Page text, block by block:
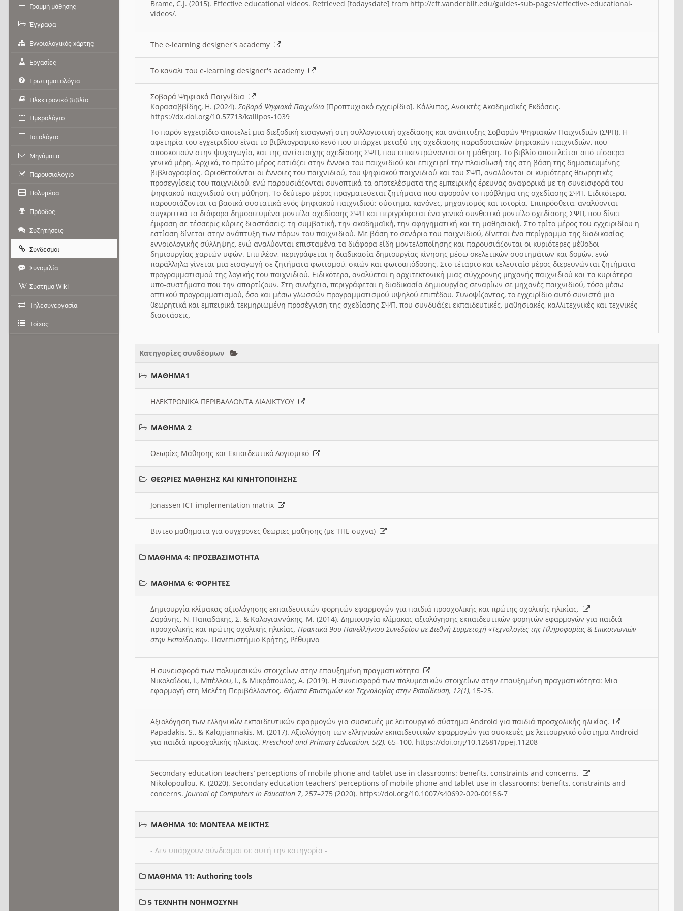
Brame, C.J. (2015). Effective educational videos. Retrieved [todaysdate] from http://cft.vanderbilt.edu/guides-sub-pages/effective-educational-
videos/.
The e-learning designer's academy
Το καναλι του e-learning designer's academy
Σοβαρά Ψηφιακά Παιγνίδια
Καρασαββίδης, Η. (2024).Σοβαρά Ψηφιακά Παιχνίδια [Προπτυχιακό εγχειρίδιο]. Κάλλιπος, Ανοικτές Ακαδημαϊκές Εκδόσεις.
https://dx.doi.org/10.57713/kallipos-1039
Το παρόν εγχειρίδιο αποτελεί μια διεξοδική εισαγωγή στη συλλογιστική σχεδίασης και ανάπτυξης Σοβαρών Ψηφιακών Παιχνιδιών (ΣΨΠ). Η
αφετηρία του εγχειριδίου είναι το βιβλιογραφικό κενό που υπάρχει μεταξύ της σχεδίασης παραδοσιακών ψηφιακών παιχνιδιών, που
αποσκοπούν στην ψυχαγωγία, και της αντίστοιχης σχεδίασης ΣΨΠ, που επικεντρώνονται στη μάθηση. Το βιβλίο αποτελείται από τέσσερα
γενικά μέρη. Αρχικά, το πρώτο μέρος εστιάζει στην έννοια του παιχνιδιού και επιχειρεί την πλαισίωσή της στη βάση της δημοσιευμένης
βιβλιογραφίας. Οριοθετούνται οι έννοιες του παιχνιδιού, του ψηφιακού παιχνιδιού και του ΣΨΠ, αναλύονται οι κυριότερες θεωρητικές
προσεγγίσεις του παιχνιδιού, ενώ παρουσιάζονται συνοπτικά τα αποτελέσματα της εμπειρικής έρευνας αναφορικά με τη συνεισφορά του
ψηφιακού παιχνιδιού στη μάθηση. Το δεύτερο μέρος πραγματεύεται ζητήματα που αφορούν το πρόβλημα της σχεδίασης ΣΨΠ. Ειδικότερα,
παρουσιάζονται τα βασικά συστατικά ενός ψηφιακού παιχνιδιού: σύστημα, κανόνες, μηχανισμός και ιστορία. Επιπρόσθετα, αναλύονται
συγκριτικά τα διάφορα δημοσιευμένα μοντέλα σχεδίασης ΣΨΠ και περιγράφεται ένα γενικό συνθετικό μοντέλο σχεδίασης ΣΨΠ, που δίνει
έμφαση σε τέσσερις κύριες διαστάσεις: τη συμβατική, την ακαδημαϊκή, την αφηγηματική και τη μαθησιακή. Στο τρίτο μέρος του εγχειριδίου η
εστίαση δίνεται στην ανάπτυξη των πόρων του παιχνιδιού. Με βάση το σενάριο του παιχνιδιού, δίνεται ένα περίγραμμα της διαδικασίας
εννοιολογικής σύλληψης, ενώ αναλύονται επισταμένα τα διάφορα είδη μοντελοποίησης και παρουσιάζονται οι κυριότερες μέθοδοι
δημιουργίας χαρτών υφών. Επιπλέον, περιγράφεται η διαδικασία δημιουργίας κίνησης μέσω σκελετικών συστημάτων και δομών, ενώ
παράλληλα γίνεται μια εισαγωγή σε ζητήματα φωτισμού, σκιών και φωτοαπόδοσης. Στο τέταρτο και τελευταίο μέρος διερευνώνται ζητήματα
προγραμματισμού της λογικής του παιχνιδιού. Ειδικότερα, αναλύεται η αρχιτεκτονική μιας σύγχρονης μηχανής παιχνιδιού και τα κυριότερα
υπο-συστήματα που την απαρτίζουν. Στη συνέχεια, περιγράφεται η διαδικασία δημιουργίας σεναρίων σε μηχανές παιχνιδιού, τόσο μέσω
οπτικού προγραμματισμού, όσο και μέσω γλωσσών προγραμματισμού υψηλού επιπέδου. Συνοψίζοντας, το εγχειρίδιο αυτό συνιστά μια
θεωρητικά και εμπειρικά τεκμηριωμένη προσέγγιση της σχεδίασης ΣΨΠ, που συνδυάζει εκπαιδευτικές, μαθησιακές, καλλιτεχνικές και τεχνικές
διαστάσεις.
Κατηγορίες συνδέσμων
ΜΑΘΗΜΑ1
ΗΛΕΚΤΡΟΝΙΚΆ ΠΕΡΙΒΑΛΛΟΝΤΑ ΔΙΑΔΙΚΤΥΟΥ
ΜΑΘΗΜΑ 2
Θεωρίες Μάθησης και Εκπαιδευτικό Λογισμικό
ΘΕΩΡΙΕΣ ΜΑΘΗΣΗΣ ΚΑΙ ΚΙΝΗΤΟΠΟΙΗΣΗΣ
Jonassen ICT implementation matrix
Βιντεο μαθηματα για συγχρονες θεωριες μαθησης (με ΤΠΕ συχνα)
ΜΑΘΗΜΑ 4: ΠΡΟΣΒΑΣΙΜΟΤΗΤΑ
ΜΑΘΗΜΑ 6: ΦΟΡΗΤΕΣ
Δημιουργία κλίμακας αξιολόγησης εκπαιδευτικών φορητών εφαρμογών για παιδιά προσχολικής και πρώτης σχολικής ηλικίας.
Ζαράνης, Ν, Παπαδάκης, Σ. & Καλογιαννάκης, Μ. (2014). Δημιουργία κλίμακας αξιολόγησης εκπαιδευτικών φορητών εφαρμογών για παιδιά
προσχολικής και πρώτης σχολικής ηλικίας. Πρακτικά 9ου Πανελλήνιου Συνεδρίου με Διεθνή Συμμετοχή «Τεχνολογίες της Πληροφορίας & Επικοινωνιών
στην Εκπαίδευση». Πανεπιστήμιο Κρήτης, Ρέθυμνο
Η συνεισφορά των πολυμεσικών στοιχείων στην επαυξημένη πραγματικότητα
Νικολαΐδου, Ι., Μπέλλου, Ι., & Μικρόπουλος, Α. (2019). Η συνεισφορά των πολυμεσικών στοιχείων στην επαυξημένη πραγματικότητα: Μια
εφαρμογή στη Μελέτη Περιβάλλοντος. Θέματα Επιστημών και Τεχνολογίας στην Εκπαίδευση, 12(1), 15-25.
Αξιολόγηση των ελληνικών εκπαιδευτικών εφαρμογών για συσκευές με λειτουργικό σύστημα Android για παιδιά προσχολικής ηλικίας.
Papadakis, S., & Kalogiannakis, M. (2017). Αξιολόγηση των ελληνικών εκπαιδευτικών εφαρμογών για συσκευές με λειτουργικό σύστημα Android
για παιδιά προσχολικής ηλικίας.Preschool and Primary Education, 5(2), 65–100. https://doi.org/10.12681/ppej.11208
Secondary education teachers’ perceptions of mobile phone and tablet use in classrooms: benefits, constraints and concerns.
Nikolopoulou, K. (2020). Secondary education teachers’ perceptions of mobile phone and tablet use in classrooms: benefits, constraints and
concerns.Journal of Computers in Education 7, 257–275 (2020). https://doi.org/10.1007/s40692-020-00156-7
ΜΑΘΗΜΑ 10: ΜΟΝΤΕΛΑ ΜΕΙΚΤΗΣ
- Δεν υπάρχουν σύνδεσμοι σε αυτή την κατηγορία -
ΜΑΘΗΜΑ 11: Authoring tools
5 ΤΕΧΝΗΤΗ ΝΟΗΜΟΣΥΝΗ
Γραμμή μάθησης
Έγγραφα
Εννοιολογικός χάρτης
Εργασίες
Ερωτηματολόγια
Ηλεκτρονικό βιβλίο
Ημερολόγιο
Ιστολόγιο
Μηνύματα
Παρουσιολόγιο
Πολυμέσα
Πρόοδος
Συζητήσεις
Σύνδεσμοι
Συνομιλία
Σύστημα Wiki
Τηλεσυνεργασία
Τοίχος